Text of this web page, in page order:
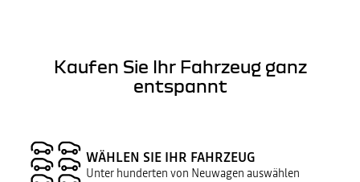
Kaufen Sie Ihr Fahrzeug ganz
entspannt
WÄHLEN SIE IHR FAHRZEUG
Unter hunderten von Neuwagen auswählen